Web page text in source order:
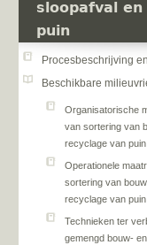
sloopafval en
puin
Procesbeschrijving
Beschikbare
Organisatorische
van sortering van
recyclage van puin
Operationele
sortering van
recyclage van puin
Technieken ter
gemengd bouw-